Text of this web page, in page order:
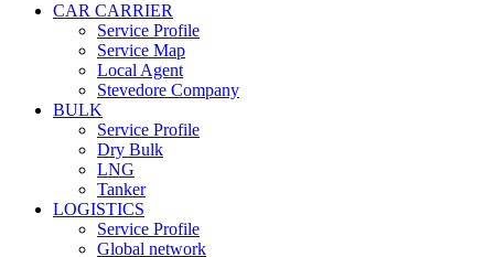
CAR CARRIER
Service Profile
Service Map
Local Agent
Stevedore Company
BULK
Service Profile
Dry Bulk
LNG
Tanker
LOGISTICS
Service Profile
Global network